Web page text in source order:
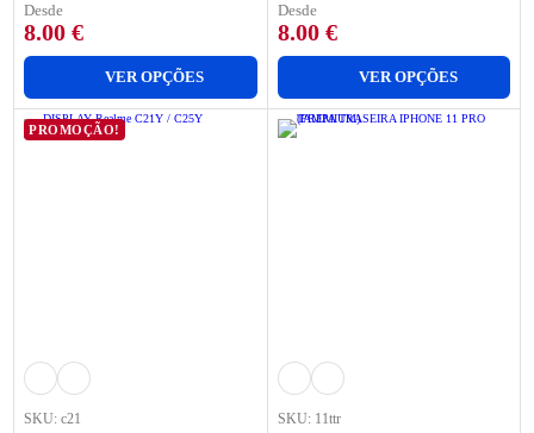
Desde
8.00 €
VER OPÇÕES
Desde
8.00 €
VER OPÇÕES
PROMOÇÃO!
SKU: c21 SKU: 11ttr